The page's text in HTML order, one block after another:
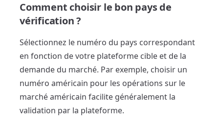
Comment choisir le bon pays de
vérification ?
Sélectionnez le numéro du pays correspondant
en fonction de votre plateforme cible et de la
demande du marché. Par exemple, choisir un
numéro américain pour les opérations sur le
marché américain facilite généralement la
validation par la plateforme.